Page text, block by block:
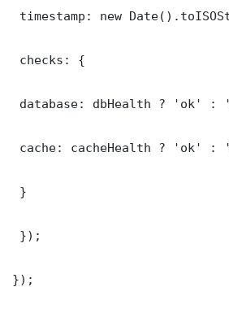
timestamp: new
checks: {
database: dbHealth ? 'ok' :
cache: cacheHealth ? 'ok' :
}
});
});